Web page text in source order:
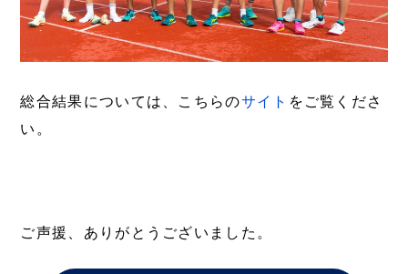
総合結果については、こちらのサイト をご覧くださ
い。
ご声援、ありがとうございました。